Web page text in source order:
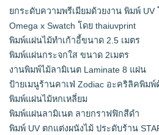
ยกระดับความพรีเมียมด้วยงาน พิมพ์
Omega x Swatch โดย thaiuvprint
พิมพ์แผ่นไม้ทำเก้าอี้ขนาด 2.5 เมตร
พิมพ์แผ่นกระจกใส ขนาด 2เมตร
งานพิมพ์ไม้ลามิเนต Laminate 8 แผ่น
ป้ายเมนูร้านคาเฟ่ Zodiac อะคริลิคพิมพ์
พิมพ์แผ่นไม้หกเหลี่ยม
พิมพ์แผ่นลามิเนต ลายกราฟฟิกสีดำ
พิมพ์ UV ตกแต่งผนังไม้ ประดับร้าน